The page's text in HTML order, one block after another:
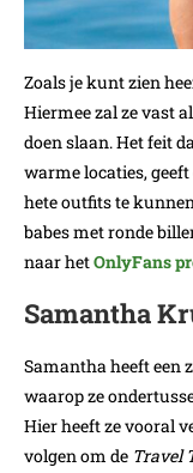
Zoals je kunt zien
Hiermee zal ze vast
doen slaan. Het feit
warme locaties,
hete outfits te
babes met ronde
naar hetOnlyFans
Samantha
Samantha heeft een
waarop ze
Hier heeft ze vooral
volgen om de Travel